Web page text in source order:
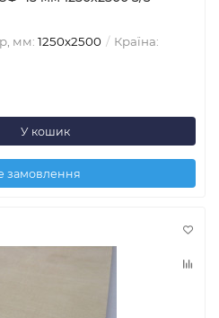
мм: 1250х2500
Країна:
У кошик
замовлення